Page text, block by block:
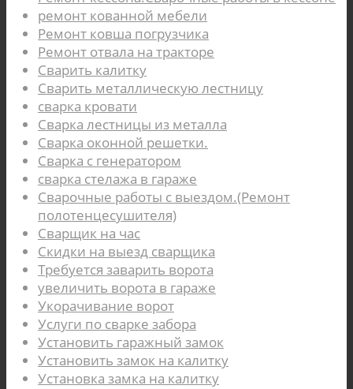
ремонт кованной мебели
Ремонт ковша погрузчика
Ремонт отвала на тракторе
Сварить калитку
Сварить металлическую лестницу
сварка кровати
Сварка лестницы из металла
Сварка оконной решетки.
Сварка с генератором
сварка стелажа в гараже
Сварочные работы с выездом.(Ремонт
полотенцесушителя)
Сварщик на час
Скидки на выезд сварщика
Требуется заварить ворота
увеличить ворота в гараже
Укорачивание ворот
Услуги по сварке забора
Установить гаражный замок
Установить замок на калитку
Установка замка на калитку